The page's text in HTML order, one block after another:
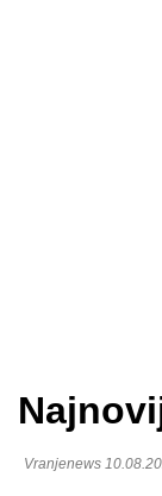
Vranjenews